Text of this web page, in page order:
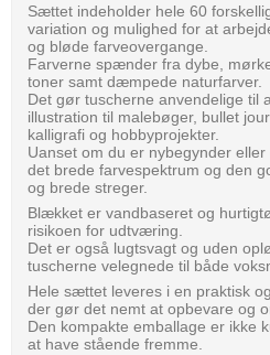
Sættet indeholder hele 60
variation og mulighed for at
og bløde farveovergange.
Farverne spænder fra dybe,
toner samt dæmpede naturfarver.
Det gør tuscherne anvendelige til
illustration til malebøger, bullet
kalligrafi og hobbyprojekter.
Uanset om du er nybegynder
det brede farvespektrum og den
og brede streger.
Blækket er vandbaseret og
risikoen for udtværing.
Det er også lugtsvagt og uden
tuscherne velegnede til både
Hele sættet leveres i en praktisk
der gør det nemt at opbevare og
Den kompakte emballage er ikke
at have stående fremme.